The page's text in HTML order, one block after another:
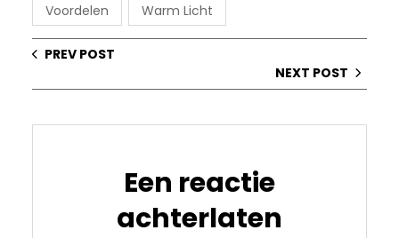
Voordelen Warm Licht
PREV POST
NEXT POST
Een reactie
achterlaten